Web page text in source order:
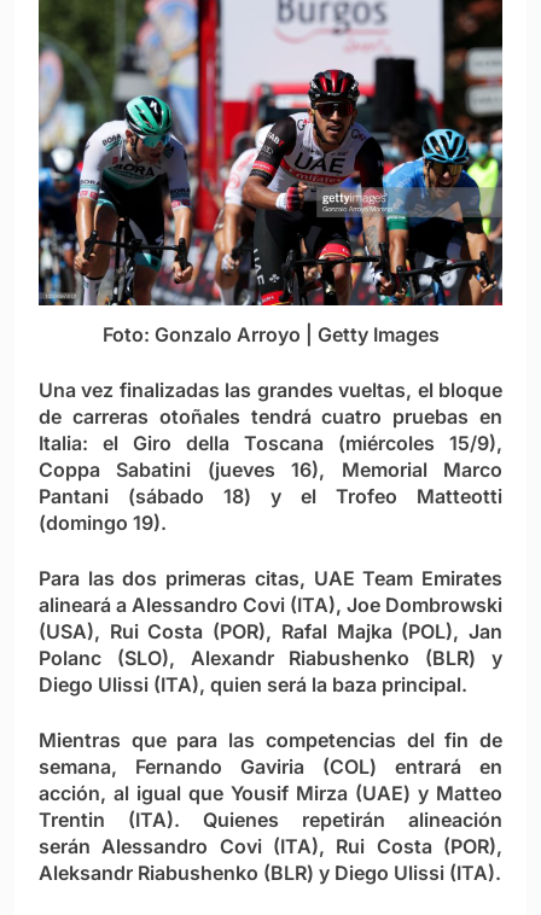
Foto: Gonzalo Arroyo | Getty Images
Una vez finalizadas las grandes vueltas, el bloque
de carreras otoñales tendrá cuatro pruebas en
Italia: el Giro della Toscana (miércoles 15/9),
Coppa Sabatini (jueves 16), Memorial Marco
Pantani (sábado 18) y el Trofeo Matteotti
(domingo 19).
Para las dos primeras citas, UAE Team Emirates
alineará a Alessandro Covi (ITA), Joe Dombrowski
(USA), Rui Costa (POR), Rafal Majka (POL), Jan
Polanc (SLO), Alexandr Riabushenko (BLR) y
Diego Ulissi (ITA), quien será la baza principal.
Mientras que para las competencias del fin de
semana, Fernando Gaviria (COL) entrará en
acción, al igual que Yousif Mirza (UAE) y Matteo
Trentin (ITA). Quienes repetirán alineación
serán Alessandro Covi (ITA), Rui Costa (POR),
Aleksandr Riabushenko (BLR) y Diego Ulissi (ITA).